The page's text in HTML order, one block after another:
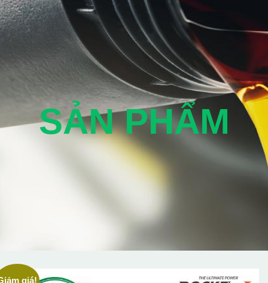
SẢN PHẨM
giá!